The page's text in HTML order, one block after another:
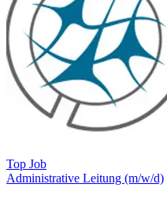
Top Job
Administrative Leitung (m/w/d)